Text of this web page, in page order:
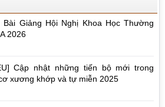
Bài Giảng Hội Nghị Khoa Học Thường
2026
Cập nhật những tiến bộ mới trong
xương khớp và tự miễn 2025